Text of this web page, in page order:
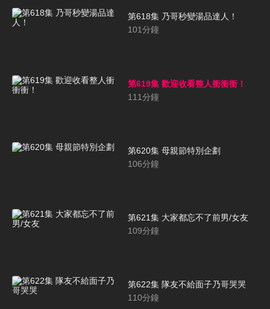
第618集 乃哥秒變湯品達人！
101分鐘
第619集 歡迎收看整人衝衝衝！
111分鐘
第620集 母親節特別企劃
106分鐘
第621集 大家都忘不了前男/女友
109分鐘
第622集 隊友不給面子乃哥哭哭
110分鐘